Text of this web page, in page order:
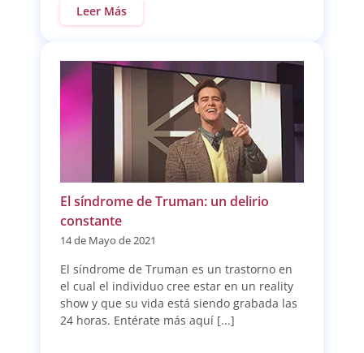
Leer Más
El síndrome de Truman: un delirio
constante
14 de Mayo de 2021
El síndrome de Truman es un trastorno en
el cual el individuo cree estar en un reality
show y que su vida está siendo grabada las
24 horas. Entérate más aquí [...]